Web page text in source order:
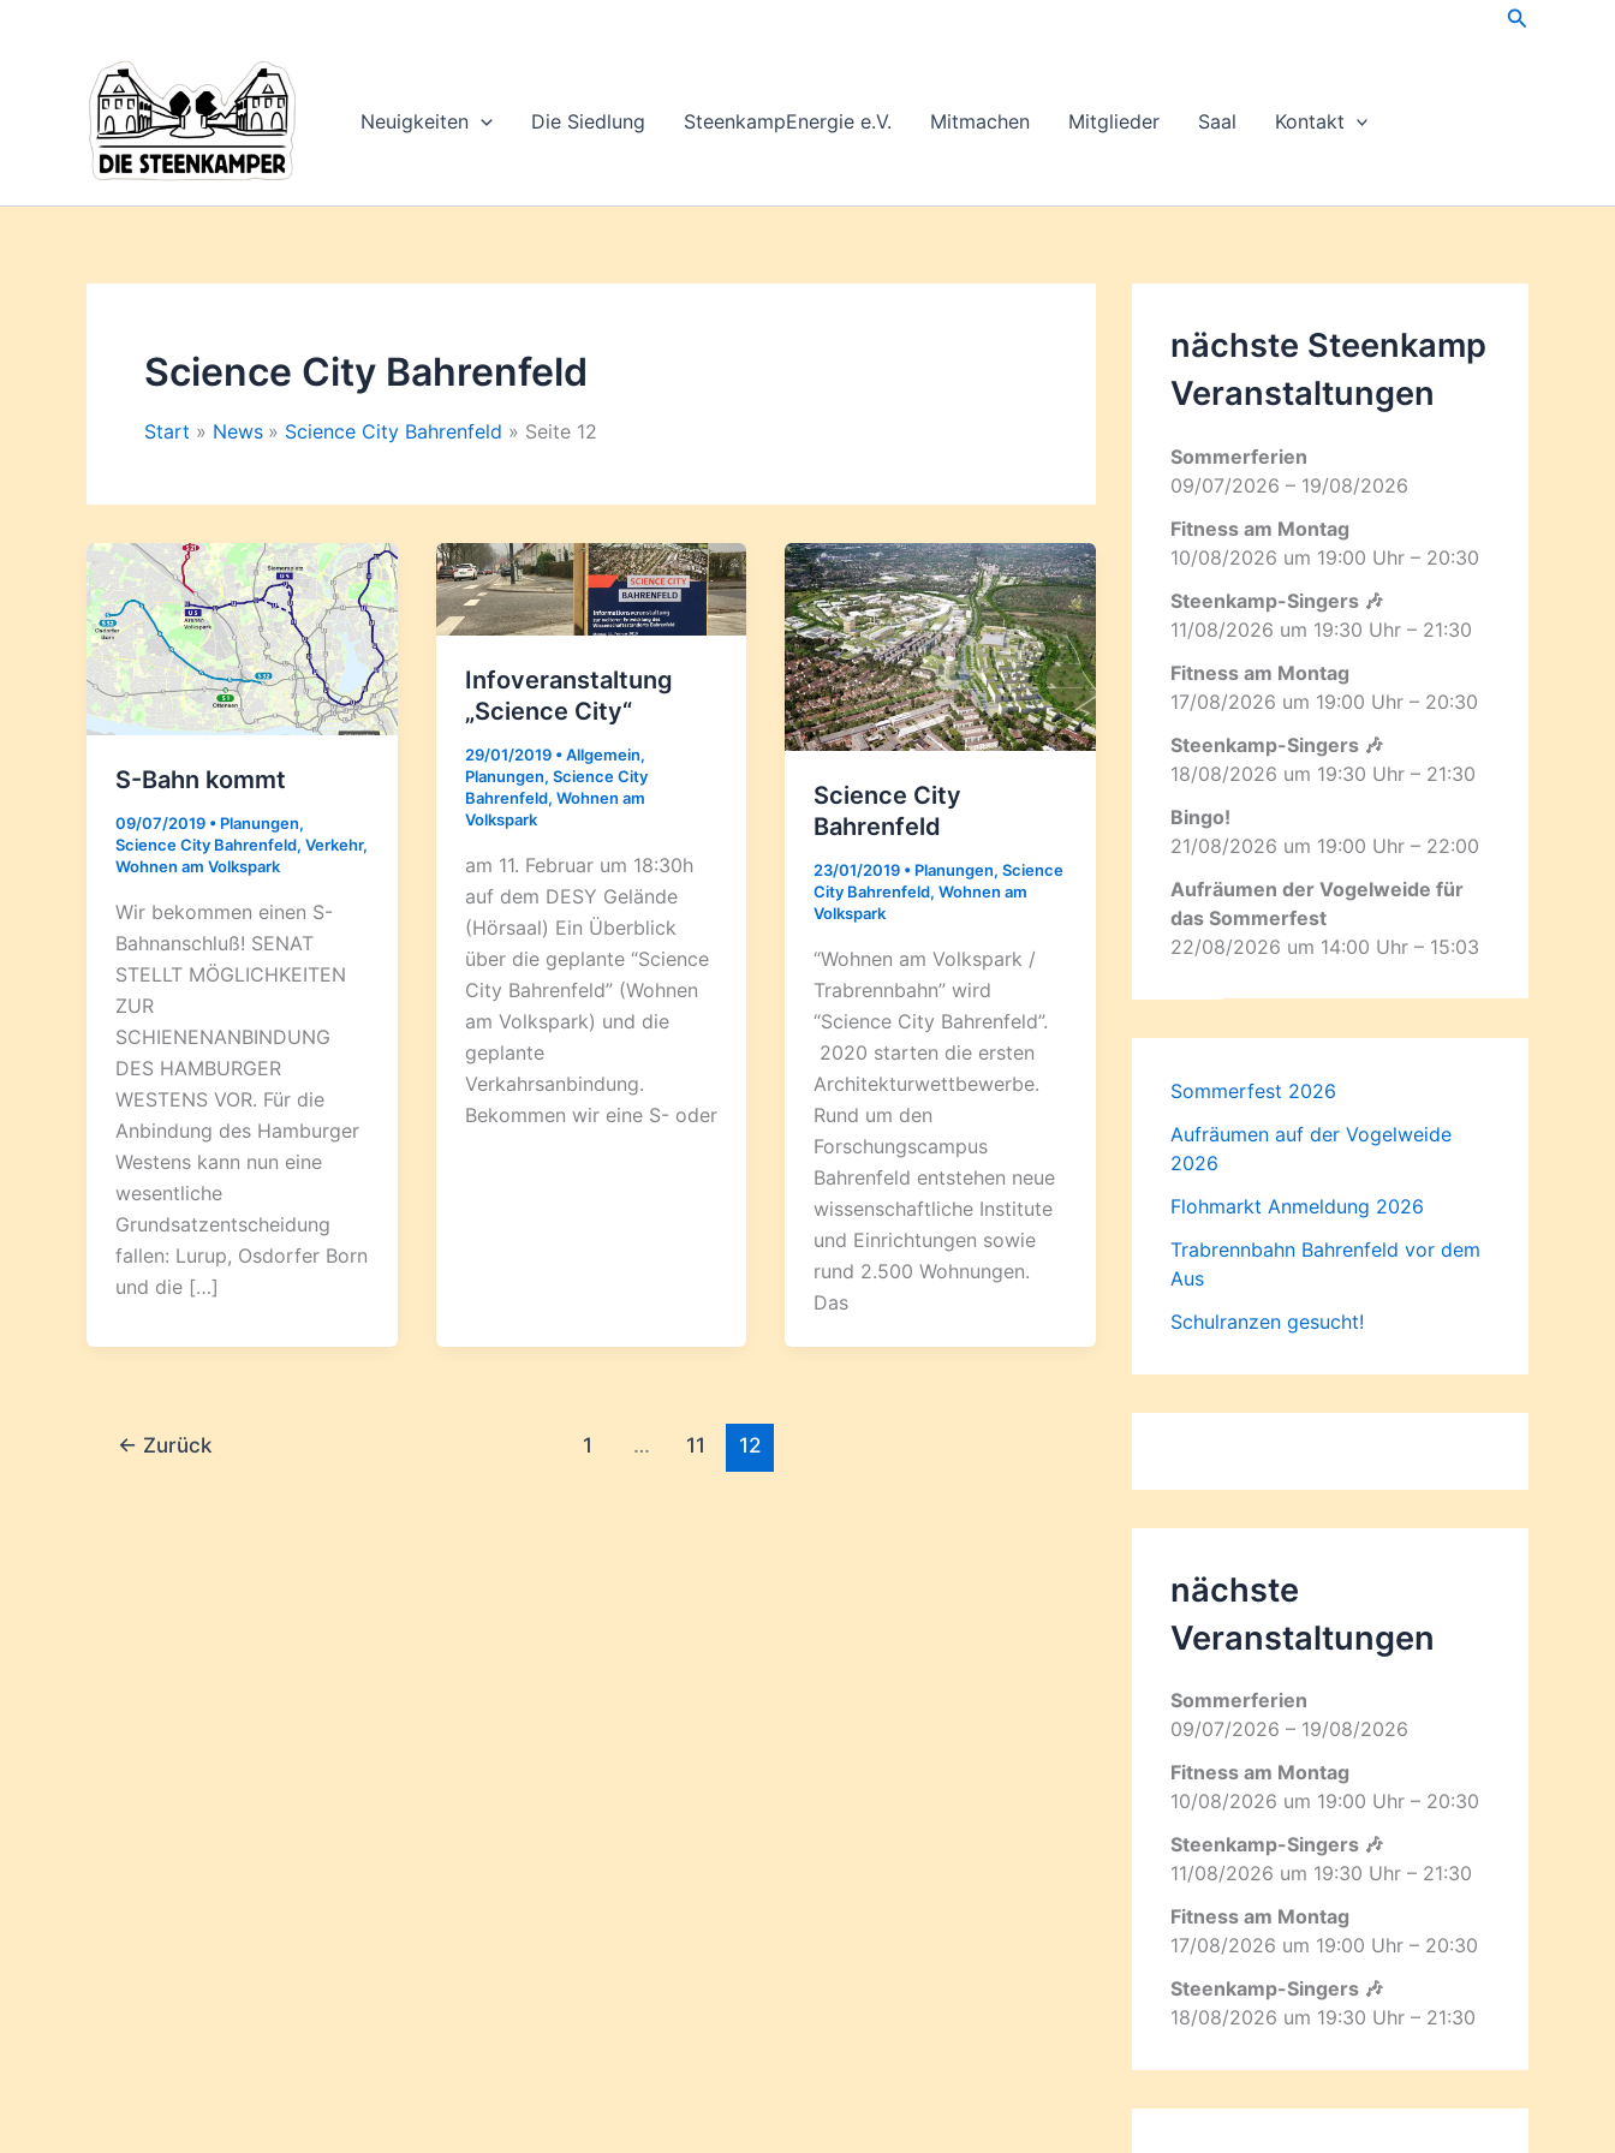
Suchen
Neuigkeiten Die Siedlung SteenkampEnergie e.V. Mitmachen Mitglieder Saal Kontakt
Science City Bahrenfeld
Start News Science City Bahrenfeld Seite 12
S-Bahn kommt
09/07/2019 • Planungen,
Science City Bahrenfeld, Verkehr,
Wohnen am Volkspark
Wir bekommen einen S-
Bahnanschluß! SENAT
STELLT MÖGLICHKEITEN
ZUR
SCHIENENANBINDUNG
DES HAMBURGER
WESTENS VOR. Für die
Anbindung des Hamburger
Westens kann nun eine
wesentliche
Grundsatzentscheidung
fallen: Lurup, Osdorfer Born
und die […]
Infoveranstaltung
„Science City“
29/01/2019 •Allgemein,
Planungen, Science City
Bahrenfeld, Wohnen am
Volkspark
am 11. Februar um 18:30h
auf dem DESY Gelände
(Hörsaal) Ein Überblick
über die geplante “Science
City Bahrenfeld” (Wohnen
am Volkspark) und die
geplante
Verkahrsanbindung.
Bekommen wir eine S- oder
Science City
Bahrenfeld
23/01/2019 • Planungen,Science
City Bahrenfeld,Wohnen am
Volkspark
“Wohnen am Volkspark /
Trabrennbahn” wird
“Science City Bahrenfeld”.
2020 starten die ersten
Architekturwettbewerbe.
Rund um den
Forschungscampus
Bahrenfeld entstehen neue
wissenschaftliche Institute
und Einrichtungen sowie
rund 2.500 Wohnungen.
Das
← Zurück 1 … 11 12
nächste Steenkamp
Veran­staltungen
Sommerferien
09/07/2026 – 19/08/2026
Fitness am Montag
10/08/2026 um 19:00 Uhr – 20:30
Steenkamp-Singers 🎶
11/08/2026 um 19:30 Uhr – 21:30
Fitness am Montag
17/08/2026 um 19:00 Uhr – 20:30
Steenkamp-Singers 🎶
18/08/2026 um 19:30 Uhr – 21:30
Bingo!
21/08/2026 um 19:00 Uhr – 22:00
Aufräumen der Vogelweide für
das Sommerfest
22/08/2026 um 14:00 Uhr – 15:03
Sommerfest 2026
Aufräumen auf der Vogelweide
2026
Flohmarkt Anmeldung 2026
Trabrennbahn Bahrenfeld vor dem
Aus
Schulranzen gesucht!
nächste
Veranstaltungen
Sommerferien
09/07/2026 – 19/08/2026
Fitness am Montag
10/08/2026 um 19:00 Uhr – 20:30
Steenkamp-Singers 🎶
11/08/2026 um 19:30 Uhr – 21:30
Fitness am Montag
17/08/2026 um 19:00 Uhr – 20:30
Steenkamp-Singers 🎶
18/08/2026 um 19:30 Uhr – 21:30
ein ...